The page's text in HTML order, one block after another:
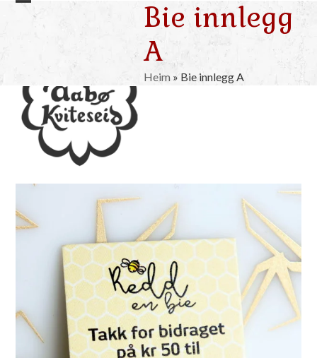
Skip
Open
menu
Close
menu
Bie innlegg
A
Heim» Bie innlegg A